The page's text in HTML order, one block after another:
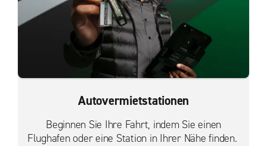
Autovermietstationen
Beginnen Sie Ihre Fahrt, indem Sie einen
Flughafen oder eine Station in Ihrer Nähe finden.